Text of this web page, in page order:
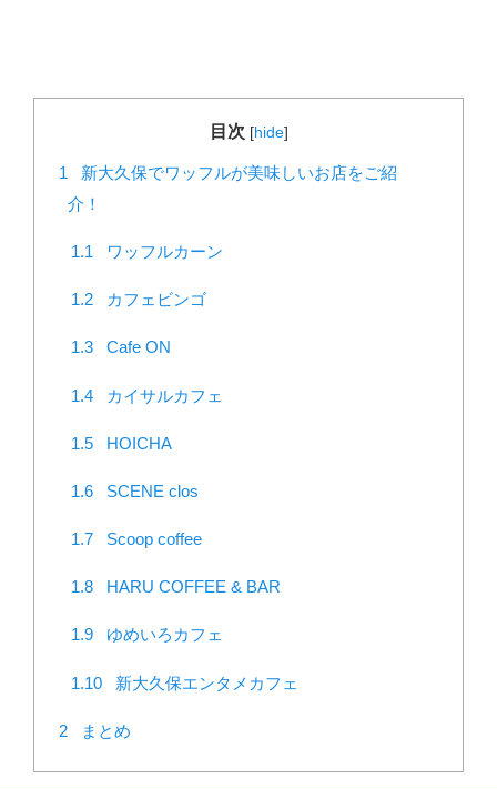
目次 [hide]
1
新大久保でワッフルが美味しいお店をご紹
介！
1.1 ワッフルカーン
1.2 カフェビンゴ
1.3 Cafe ON
1.4 カイサルカフェ
1.5 HOICHA
1.6 SCENE clos
1.7 Scoop coffee
1.8 HARU COFFEE & BAR
1.9 ゆめいろカフェ
1.10 新大久保エンタメカフェ
2 まとめ